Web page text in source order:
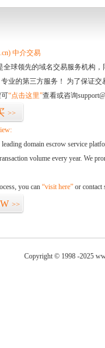
中介交易
全球领先的域名交易服务机构
业的第三方服务！ 为了保证
“点击这里”查看或咨询
>>
domain escrow service
volume every year. We
you can “visit here” or contact
>>
Copyright © 1998 -2025